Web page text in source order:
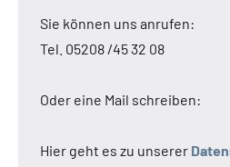
Sie können uns anrufen:
Tel. 05208 /45 32 08
Oder eine Mail schreiben:
Hier geht es zu unserer